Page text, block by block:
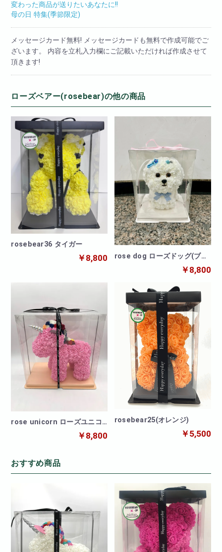
変わった商品が送りたいあなたに!!
母の日 特集(季節限定)
メッセージカード無料! メッセージカードも無料で作成可能でご
ざいます。 内容を立札入力欄にご記載いただければ作成させて
頂きます!
ローズベアー(rosebear)の他の商品
rosebear36 タイガー
￥8,800
rose dog ローズドッグ(ブル
￥8,800
rose unicorn ローズユニコ
￥8,800
rosebear25(オレンジ)
￥5,500
おすすめ商品